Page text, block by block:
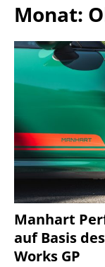
Monat:
Manhart
auf Basis
Works GP